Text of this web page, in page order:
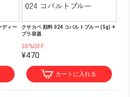
ディー
クサカベ 顔料 024 コバルトブルー (5g) ※
プラ容器
30%OFF
¥470
カートに入れる